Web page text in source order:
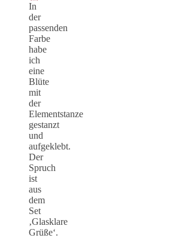
In
der
passenden
Farbe
habe
ich
eine
Blüte
mit
der
Elementstanze
gestanzt
und
aufgeklebt.
Der
Spruch
ist
aus
dem
Set
‚Glasklare
Grüße‘.